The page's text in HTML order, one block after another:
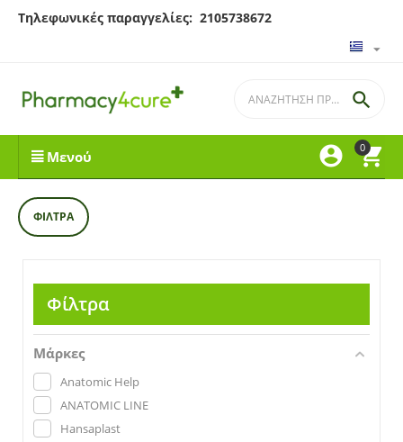
Τηλεφωνικές παραγγελίες: 2105738672
0



Μενού
ΦΊΛΤΡΑ
Φίλτρα
Μάρκες
Anatomic Help
ANATOMIC LINE
Hansaplast